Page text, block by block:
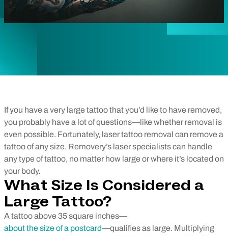
If you have a very large tattoo that you’d like to have removed,
you probably have a lot of questions—like whether removal is
even possible. Fortunately, laser tattoo removal can remove a
tattoo of any size. Removery’s laser specialists can handle
any type of tattoo, no matter how large or where it’s located on
your body.
What Size Is Considered a
Large Tattoo?
A tattoo above 35 square inches—
about the size of a postcard—qualifies as large. Multiplying